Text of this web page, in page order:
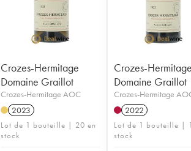
Crozes-Hermitage
Domaine Graillot
Crozes-Hermitage AOC
2023
Lot de 1 bouteille | 20 en
stock
Crozes-Hermitage
Domaine Graillot
Crozes-Hermitage
2022
Lot de 1 bouteille |
stock